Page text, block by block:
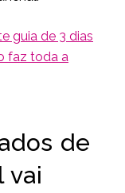
guia de 3 dias
faz toda a
de
vai